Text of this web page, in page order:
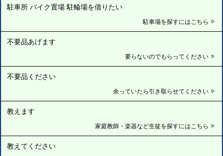
駐車所 バイク置場 駐輪場を借りたい
駐車場を探すにはこちら
不要品あげます
要らないのでもらってください
不要品ください
余っていたら引き取らせてください
教えます
家庭教師・楽器など生徒を探すにはこちら
教えてください